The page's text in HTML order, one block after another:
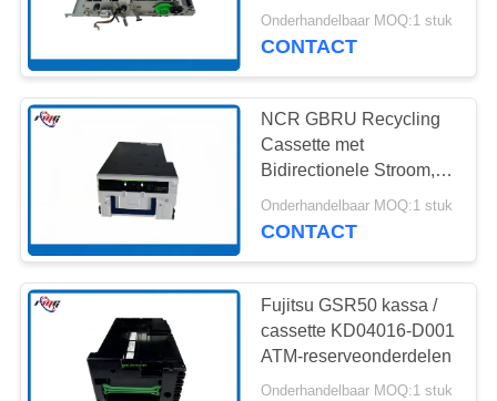
VRAAG
EEN
OFFERTE
SITEMAP
PRIVACYBELEID
NCR ATM Delen
De Delen van NMD
ATM
onderdeelnummer:
KD03300-C101
Onderhandelbaar MOQ:1 stuk
CONTACT
NCR GBRU Recycling
Cassette met
Bidirectionele Stroom,
Smal Compact Ontwerp
en Hoge Duurzaamheid
Onderhandelbaar MOQ:1 stuk
CONTACT
Fujitsu GSR50 kassa /
cassette KD04016-D001
ATM-reserveonderdelen
Onderhandelbaar MOQ:1 stuk